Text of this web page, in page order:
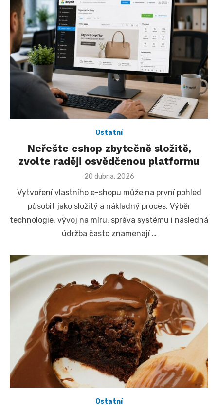
Ostatní
Neřešte eshop zbytečně složitě,
zvolte raději osvědčenou platformu
Posted
20 dubna, 2026
Vytvoření vlastního e-shopu může na první pohled
působit jako složitý a nákladný proces. Výběr
technologie, vývoj na míru, správa systému i následná
údržba často znamenají …
Ostatní